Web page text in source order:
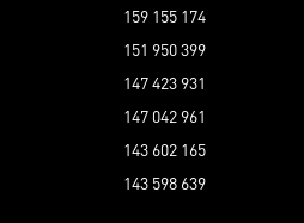
159 155 174
151 950 399
147 423 931
147 042 961
143 602 165
143 598 639